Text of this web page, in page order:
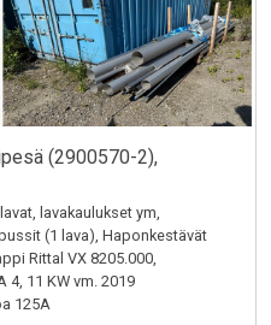
(2900570-2),
lavakaulukset ym,
(1 lava), Haponkestävät
Rittal VX 8205.000,
4, 11 KW vm. 2019
125A